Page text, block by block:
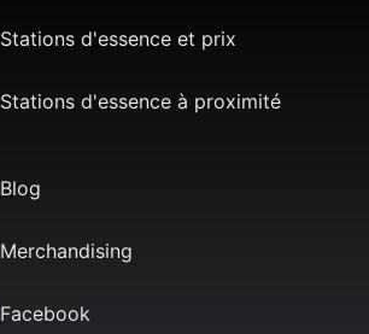
Stations d'essence et prix
Stations d'essence à proximité
Blog
Merchandising
Facebook